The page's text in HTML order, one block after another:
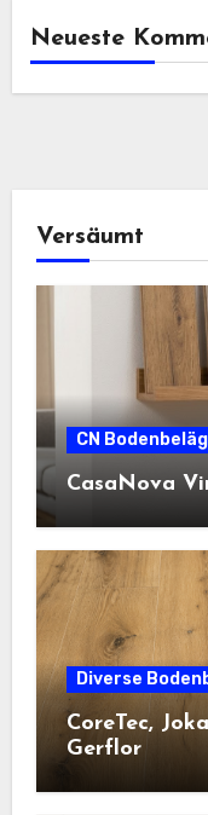
Neueste
Versäumt
CN
CasaNova
Diverse
CoreTec,
Gerflor